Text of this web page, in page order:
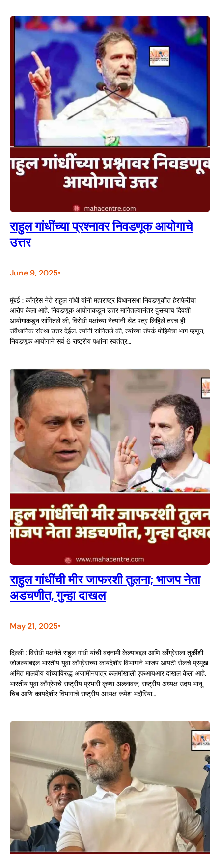
राहुल गांधींच्या प्रश्नावर निवडणूक आयोगाचे
उत्तर
June 9, 2025•
मुंबई : काँग्रेस नेते राहुल गांधी यांनी महाराष्ट्र विधानसभा निवडणुकीत हेराफेरीचा
आरोप केला आहे. निवडणूक आयोगाकडून उत्तर मागितल्यानंतर दुसऱ्याच दिवशी
आयोगाकडून सांगितले की, विरोधी पक्षांच्या नेत्यांनी थेट पत्र लिहिले तरच ही
संवैधानिक संस्था उत्तर देईल. त्यांनी सांगितले की, त्यांच्या संपर्क मोहिमेचा भाग म्हणून,
निवडणूक आयोगाने सर्व 6 राष्ट्रीय पक्षांना स्वतंत्र…
राहुल गांधींची मीर जाफरशी तुलना; भाजप नेता
अडचणीत, गुन्हा दाखल
May 21, 2025•
दिल्ली : विरोधी पक्षनेते राहुल गांधी यांची बदनामी केल्याबद्दल आणि काँग्रेसला तुर्कीशी
जोडल्याबद्दल भारतीय युवा काँग्रेसच्या कायदेशीर विभागाने भाजप आयटी सेलचे प्रमुख
अमित मालवीय यांच्याविरुद्ध अजामीनपात्र कलमांखाली एफआयआर दाखल केला आहे.
भारतीय युवा काँग्रेसचे राष्ट्रीय प्रभारी कृष्णा अल्लावरू, राष्ट्रीय अध्यक्ष उदय भानू
चिब आणि कायदेशीर विभागाचे राष्ट्रीय अध्यक्ष रूपेश भदौरिया…